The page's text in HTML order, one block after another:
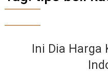
Ini Dia Harga